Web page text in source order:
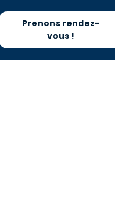
Prenons rendez-
vous !